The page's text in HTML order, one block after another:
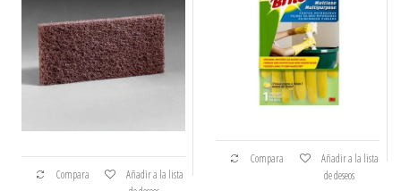
Compara
Añadir a la lista
Compara
Añadir a la lista
de deseos